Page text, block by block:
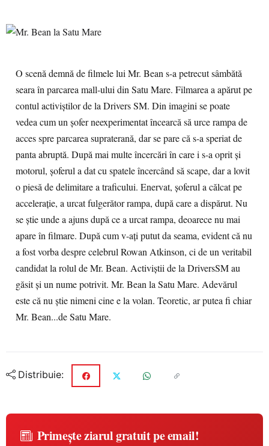
O scenă demnă de filmele lui Mr. Bean s-a petrecut sâmbătă
seara în parcarea mall-ului din Satu Mare. Filmarea a apărut pe
contul activiştilor de la Drivers SM. Din imagini se poate
vedea cum un şofer neexperimentat încearcă să urce rampa de
acces spre parcarea supraterană, dar se pare că s-a speriat de
panta abruptă. După mai multe încercări în care i s-a oprit şi
motorul, şoferul a dat cu spatele încercând să scape, dar a lovit
o piesă de delimitare a traficului. Enervat, şoferul a călcat pe
acceleraţie, a urcat fulgerător rampa, după care a dispărut. Nu
se ştie unde a ajuns după ce a urcat rampa, deoarece nu mai
apare în filmare. După cum v-aţi putut da seama, evident că nu
a fost vorba despre celebrul Rowan Atkinson, ci de un veritabil
candidat la rolul de Mr. Bean. Activiştii de la DriversSM au
găsit şi un nume potrivit. Mr. Bean la Satu Mare. Adevărul
este că nu ştie nimeni cine e la volan. Teoretic, ar putea fi chiar
Mr. Bean...de Satu Mare.
Distribuie:
Primește ziarul gratuit pe email!